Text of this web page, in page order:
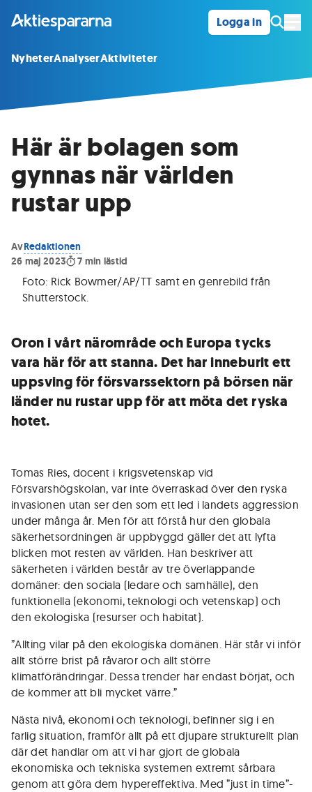
Logga in
NyheterAnalyserAktiviteter
Här är bolagen som
gynnas när världen
rustar upp
AvRedaktionen
26 maj 2023
7 min lästid
Foto: Rick Bowmer/AP/TT samt en genrebild från
Shutterstock.
Oron i vårt närområde och Europa tycks
vara här för att stanna. Det har inneburit ett
uppsving för försvarssektorn på börsen när
länder nu rustar upp för att möta det ryska
hotet.
Tomas Ries, docent i krigsvetenskap vid
Försvarshögskolan, var inte överraskad över den ryska
invasionen utan ser den som ett led i landets aggression
under många år. Men för att förstå hur den globala
säkerhetsordningen är uppbyggd gäller det att lyfta
blicken mot resten av världen. Han beskriver att
säkerheten i världen består av tre överlappande
domäner: den sociala (ledare och samhälle), den
funktionella (ekonomi, teknologi och vetenskap) och
den ekologiska (resurser och habitat).
”Allting vilar på den ekologiska domänen. Här står vi inför
allt större brist på råvaror och allt större
klimatförändringar. Dessa trender har endast börjat, och
de kommer att bli mycket värre.”
Nästa nivå, ekonomi och teknologi, befinner sig i en
farlig situation, framför allt på ett djupare strukturellt plan
där det handlar om att vi har gjort de globala
ekonomiska och tekniska systemen extremt sårbara
genom att göra dem hypereffektiva. Med ”just in time”-